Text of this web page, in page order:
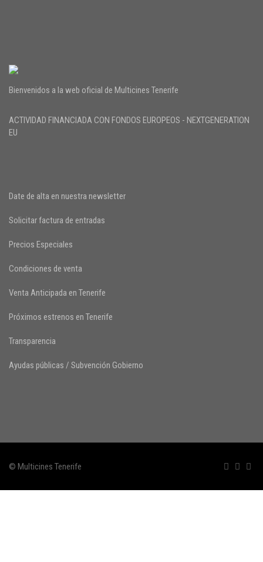
Bienvenidos a la web oficial de Multicines Tenerife
ACTIVIDAD FINANCIADA CON FONDOS EUROPEOS - NEXTGENERATION
EU
Date de alta en nuestra newsletter
Solicitar factura de entradas
Precios Especiales
Condiciones de venta
Venta Anticipada en Tenerife
Próximos estrenos en Tenerife
Transparencia
Ayudas públicas / Subvención Gobierno
© Multicines Tenerife